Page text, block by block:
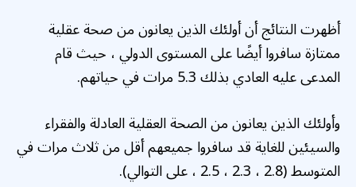
أظهرت النتائج أن أولئك الذين يعانون من صحة عقلية
ممتازة سافروا أيضًا على المستوى الدولي ، حيث قام
المدعى عليه العادي بذلك 5.3 مرات في حياتهم.
وأولئك الذين يعانون من الصحة العقلية العادلة والفقراء
والسيئين للغاية قد سافروا جميعهم أقل من ثلاث مرات في
المتوسط (2.8 ، 2.3 ، 2.5 ، على التوالي).